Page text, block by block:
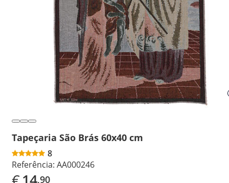
Tapeçaria São Brás 60x40 cm
8
Referência: AA000246
,90